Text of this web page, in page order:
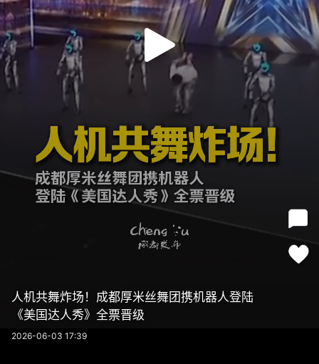
人机共舞炸场！成都厚米丝舞团携机器人登陆
《美国达人秀》全票晋级
2026-06-03 17:39